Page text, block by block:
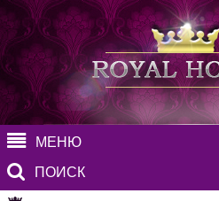
МЕНЮ
ПОИСК